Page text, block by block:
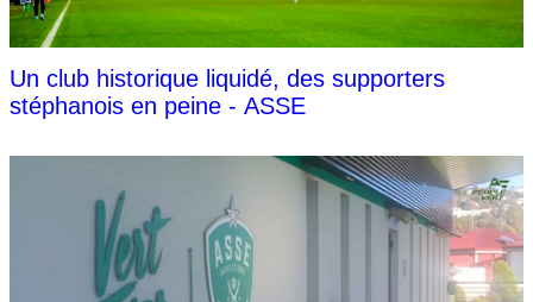
Un club historique liquidé, des supporters
stéphanois en peine - ASSE